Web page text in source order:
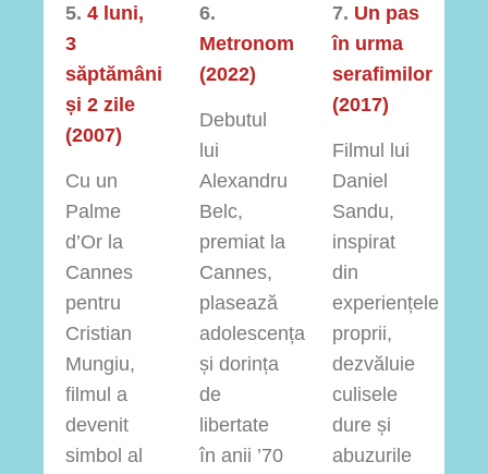
5. 4 luni,
3
săptămâni
și 2 zile
(2007)
Cu un
Palme
d’Or la
Cannes
pentru
Cristian
Mungiu,
filmul a
devenit
simbol al
6.
Metronom
(2022)
Debutul
lui
Alexandru
Belc,
premiat la
Cannes,
plasează
adolescența
și dorința
de
libertate
în anii ’70
7. Un pas
în urma
serafimilor
(2017)
Filmul lui
Daniel
Sandu,
inspirat
din
experiențele
proprii,
dezvăluie
culisele
dure și
abuzurile